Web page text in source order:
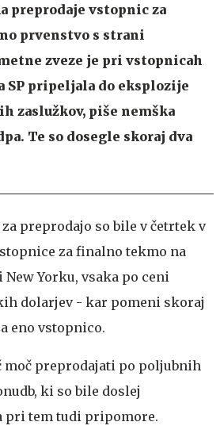
preprodaje vstopnic za
prvenstvo s strani
zveze je pri vstopnicah
SP pripeljala do eksplozije
zaslužkov, piše nemška
Te so dosegle skoraj dva
preprodajo so bile v četrtek v
za finalno tekmo na
Yorku, vsaka po ceni
dolarjev - kar pomeni skoraj
eno vstopnico.
moč preprodajati po poljubnih
ki so bile doslej
pri tem tudi pripomore.